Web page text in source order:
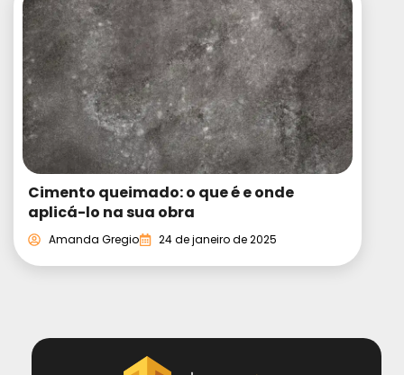
Cimento queimado: o que é e onde
aplicá-lo na sua obra
Amanda Gregio 24 de janeiro de 2025